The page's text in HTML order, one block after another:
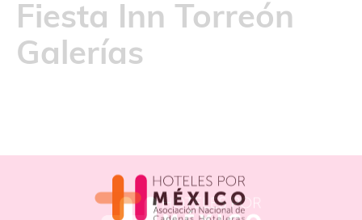
Fiesta Inn Torreón
Galerías